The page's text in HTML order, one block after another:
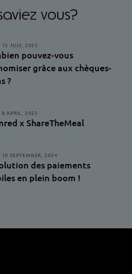
vous?
15 JULY, 2025
pouvez-vous
grâce aux chèques-
?
8 APRIL, 2025
x ShareTheMeal
10 SEPTEMBER, 2024
des paiements
en plein boom !